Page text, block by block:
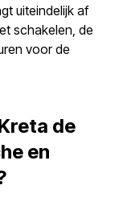
uiteindelijk af
schakelen, de
voor de
de
en